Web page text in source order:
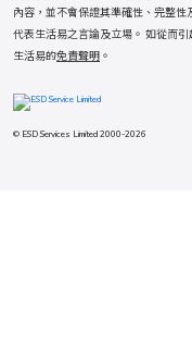
內容，並不會保證其準確性、完整
代表生活易之言論及立場。 如從而
生活易的免責聲明 。
© ESD Services Limited 2000-2026